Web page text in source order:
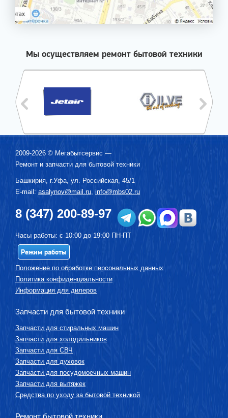
Мы осуществляем ремонт бытовой техники
2009-2026 © Мегабытсервис —
Ремонт и запчасти для бытовой техники
Башкирия, г.Уфа ул. Российская, 45/1
E-mail: asalynov@mail.ru info@mbs02.ru
8 (347) 200-89-97
Часы работы: с 10:00 до 19:00 ПН-ПТ
Режим работы
Положение по обработке персональных данных
Политика конфиденциальности
Информация для дилеров
Запчасти для бытовой техники
Запчасти для стиральных машин
Запчасти для холодильников
Запчасти для СВЧ
Запчасти для духовок
Запчасти для посудомоечных машин
Запчасти для вытяжек
Средства по уходу за бытовой техникой
Ремонт бытовой техники